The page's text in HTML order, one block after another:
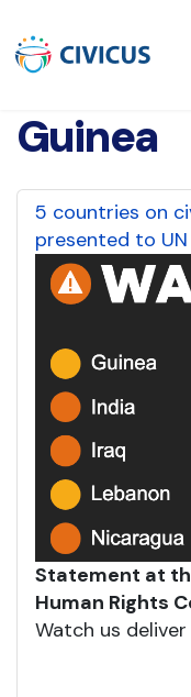
Guinea
5 countries on
presented to
Statement at
Human Rights
Watch us